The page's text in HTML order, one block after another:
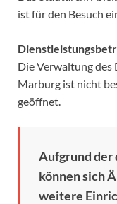
ist für den Besuch
Die Verwaltung
Marburg ist nicht
geöffnet.
Aufgrund der
können sich
weitere